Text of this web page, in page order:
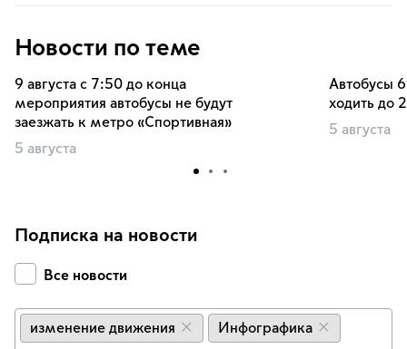
Новости по теме
9 августа с 7:50 до конца
мероприятия автобусы не будут
заезжать к метро «Спортивная»
5 августа
Автобусы
ходить до
5 августа
Подписка на новости
Все новости
изменение движения Инфографика